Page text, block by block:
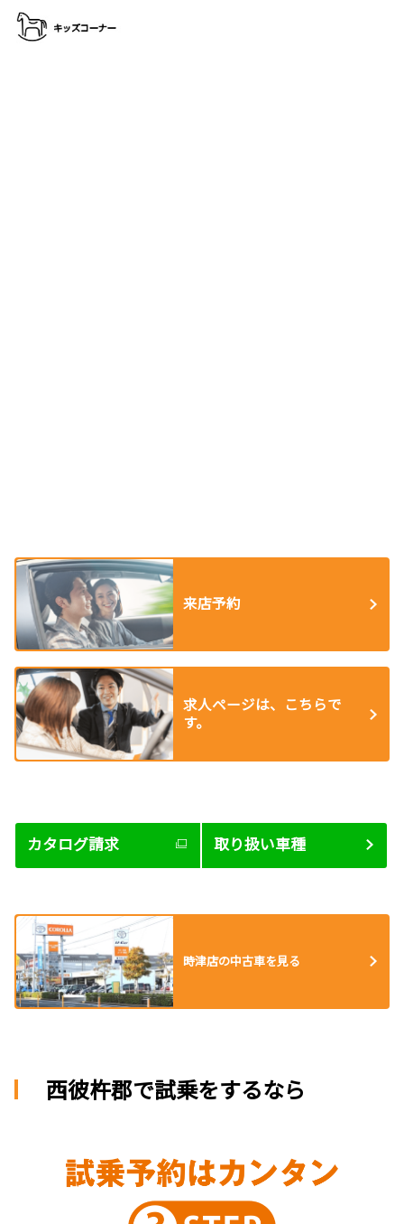
来店予約
求人ページは、こちらで
す。
カタログ請求 取り扱い車種
時津店の中古車を見る
西彼杵郡で試乗をするなら